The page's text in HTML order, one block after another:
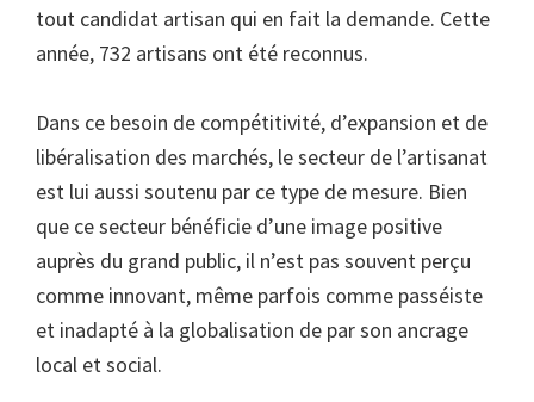
tout candidat artisan qui en fait la demande. Cette
année, 732 artisans ont été reconnus.
Dans ce besoin de compétitivité, d’expansion et de
libéralisation des marchés, le secteur de l’artisanat
est lui aussi soutenu par ce type de mesure. Bien
que ce secteur bénéficie d’une image positive
auprès du grand public, il n’est pas souvent perçu
comme innovant, même parfois comme passéiste
et inadapté à la globalisation de par son ancrage
local et social.